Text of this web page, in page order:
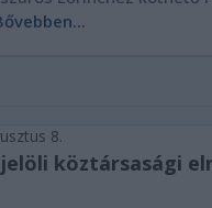
8.
köztársasági